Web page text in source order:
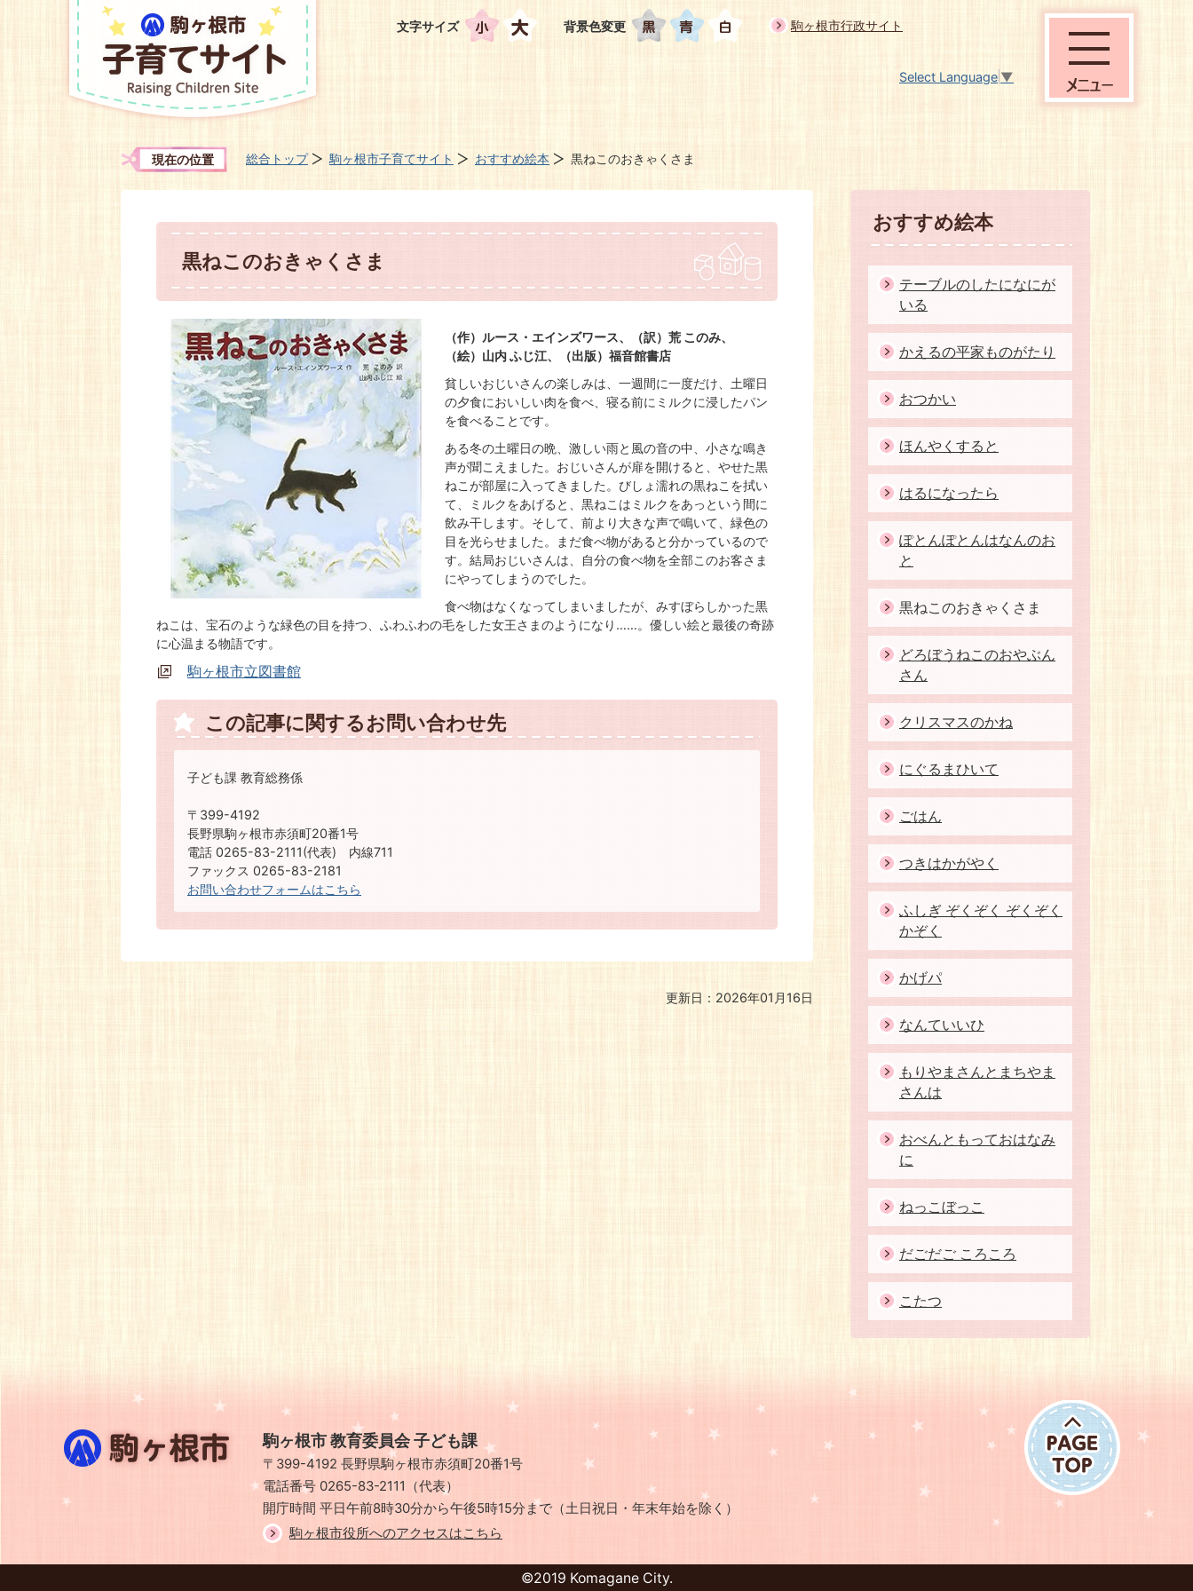
文字サイズ 背景色変更 駒ヶ根市行政サイト
Select Language ▼
現在の位置 総合トップ 駒ヶ根市子育てサイト おすすめ絵本 黒ねこのおきゃくさま
黒ねこのおきゃくさま
（作）ルース・エインズワース、（訳）荒 このみ、
（絵）山内 ふじ江、（出版）福音館書店
貧しいおじいさんの楽しみは、一週間に一度だけ、土曜日
の夕食においしい肉を食べ、寝る前にミルクに浸したパン
を食べることです。
ある冬の土曜日の晩、激しい雨と風の音の中、小さな鳴き
声が聞こえました。おじいさんが扉を開けると、やせた黒
ねこが部屋に入ってきました。びしょ濡れの黒ねこを拭い
て、ミルクをあげると、黒ねこはミルクをあっという間に
飲み干します。そして、前より大きな声で鳴いて、緑色の
目を光らせました。まだ食べ物があると分かっているので
す。結局おじいさんは、自分の食べ物を全部このお客さま
にやってしまうのでした。
食べ物はなくなってしまいましたが、みすぼらしかった黒
ねこは、宝石のような緑色の目を持つ、ふわふわの毛をした女王さまのようになり……。優しい絵と最後の奇跡
に心温まる物語です。
駒ヶ根市立図書館
この記事に関するお問い合わせ先
子ども課 教育総務係
〒399-4192
長野県駒ヶ根市赤須町20番1号
電話 0265-83-2111(代表) 内線711
ファックス 0265-83-2181
お問い合わせフォームはこちら
おすすめ絵本
テーブルのしたになにが
いる
かえるの平家ものがたり
おつかい
ほんやくすると
はるになったら
ぽとんぽとんはなんのお
と
黒ねこのおきゃくさま
どろぼうねこのおやぶん
さん
クリスマスのかね
にぐるまひいて
ごはん
つきはかがやく
ふしぎ ぞくぞく ぞくぞく
かぞく
かげパ
なんていいひ
もりやまさんとまちやま
さんは
おべんともっておはなみ
に
ねっこぼっこ
だごだご ころころ
こたつ
更新日：2026年01月16日
駒
ヶ
根
駒ヶ根市 教育委員会 子ども課
〒399-4192 長野県駒ヶ根市赤須町20番1号
電話番号 0265-83-2111（代表）
開庁時間 平日午前8時30分から午後5時15分まで （土日祝日・年末年始を除く）
駒ヶ根市役所へのアクセスはこちら
©2019 Komagane City.